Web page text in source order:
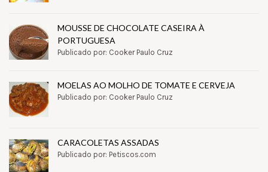
MOUSSE DE CHOCOLATE CASEIRA À
PORTUGUESA
Publicado por: Cooker Paulo Cruz
MOELAS AO MOLHO DE TOMATE E CERVEJA
Publicado por: Cooker Paulo Cruz
CARACOLETAS ASSADAS
Publicado por: Petiscos.com